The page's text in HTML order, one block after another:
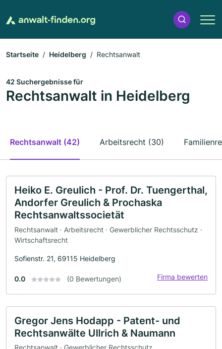
Startseite Heidelberg Rechtsanwalt
42 Suchergebnisse für
Rechtsanwalt in Heidelberg
Rechtsanwalt (42) Arbeitsrecht (30)
Heiko E. Greulich - Prof. Dr. Tuengerthal,
Andorfer Greulich & Prochaska
Rechtsanwaltssocietät
Rechtsanwalt · Arbeitsrecht · Gewerblicher Rechtsschutz ·
Wirtschaftsrecht
Sofienstr. 21, 69115 Heidelberg
0.0 (0 Bewertungen) Firma bewerten
Gregor Jens Hodapp - Patent- und
Rechtsanwälte Ullrich & Naumann